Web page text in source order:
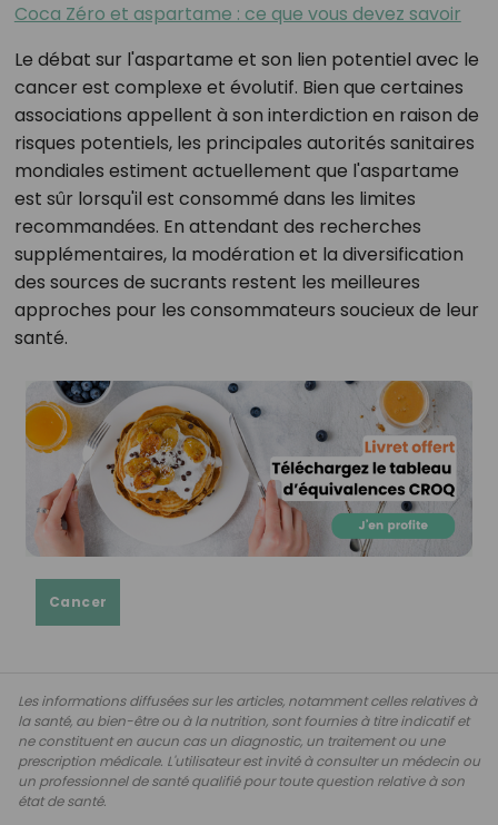
Coca Zéro et aspartame : ce que vous devez savoir
Le débat sur l'aspartame et son lien potentiel avec le
cancer est complexe et évolutif. Bien que certaines
associations appellent à son interdiction en raison de
risques potentiels, les principales autorités sanitaires
mondiales estiment actuellement que l'aspartame
est sûr lorsqu'il est consommé dans les limites
recommandées. En attendant des recherches
supplémentaires, la modération et la diversification
des sources de sucrants restent les meilleures
approches pour les consommateurs soucieux de leur
santé.
Cancer
Les informations diffusées sur les articles, notamment celles relatives à
la santé, au bien-être ou à la nutrition, sont fournies à titre indicatif et
ne constituent en aucun cas un diagnostic, un traitement ou une
prescription médicale. L'utilisateur est invité à consulter un médecin ou
un professionnel de santé qualifié pour toute question relative à son
état de santé.